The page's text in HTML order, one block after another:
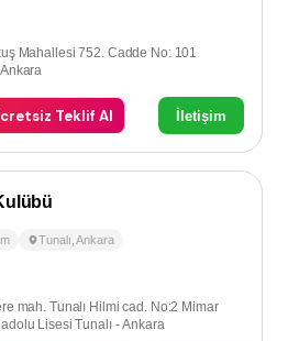
Mahallesi 752. Cadde No: 101
Teklif Al İletişim
Tunalı ,Ankara
mah. Tunalı Hilmi cad. No:2 Mimar
Lisesi Tunalı - Ankara